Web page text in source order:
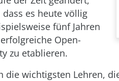
es heute völlig
fünf Jahren
Open-
zu etablieren.
die wichtigsten Lehren,